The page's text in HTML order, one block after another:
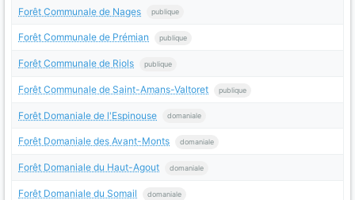
Forêt Communale de Nages publique
Forêt Communale de Prémian publique
Forêt Communale de Riols publique
Forêt Communale de Saint-Amans-Valtoret publique
Forêt Domaniale de l'Espinouse domaniale
Forêt Domaniale des Avant-Monts domaniale
Forêt Domaniale du Haut-Agout domaniale
Forêt Domaniale du Somail domaniale